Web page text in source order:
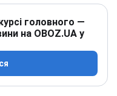
головного —
на OBOZ.UA у